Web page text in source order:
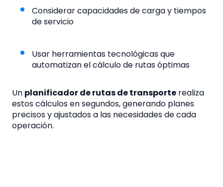
Considerar capacidades de carga y tiempos
de servicio
Usar herramientas tecnológicas que
automatizan el cálculo de rutas óptimas
Un planificador de rutas de transporte realiza
estos cálculos en segundos, generando planes
precisos y ajustados a las necesidades de cada
operación.